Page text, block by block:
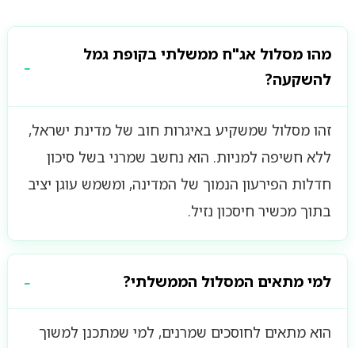
מהו מסלול אג"ח ממשלתי בקופת גמל
להשקעה?
זהו מסלול שמשקיע באיגרות חוב של מדינת ישראל,
ללא חשיפה למניות. הוא נחשב שמרני בשל סיכון
חדלות הפירעון הנמוך של המדינה, ומשמש עוגן יציב
בתוך מכשיר חיסכון נזיל.
למי מתאים המסלול הממשלתי?
הוא מתאים לחוסכים שמרנים, למי שמתכנן למשוך